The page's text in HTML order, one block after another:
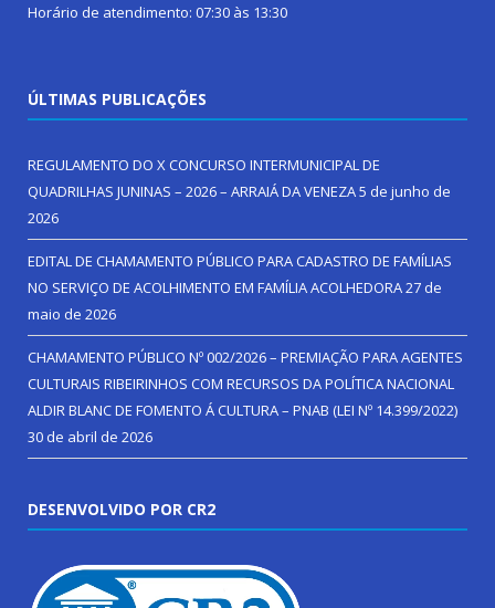
Horário de atendimento: 07:30 às 13:30
ÚLTIMAS PUBLICAÇÕES
REGULAMENTO DO X CONCURSO INTERMUNICIPAL DE
QUADRILHAS JUNINAS – 2026 – ARRAIÁ DA VENEZA5 de junho de
2026
EDITAL DE CHAMAMENTO PÚBLICO PARA CADASTRO DE FAMÍLIAS
NO SERVIÇO DE ACOLHIMENTO EM FAMÍLIA ACOLHEDORA27 de
maio de 2026
CHAMAMENTO PÚBLICO Nº 002/2026 – PREMIAÇÃO PARA AGENTES
CULTURAIS RIBEIRINHOS COM RECURSOS DA POLÍTICA NACIONAL
ALDIR BLANC DE FOMENTO Á CULTURA – PNAB (LEI Nº 14.399/2022)
30 de abril de 2026
DESENVOLVIDO POR CR2